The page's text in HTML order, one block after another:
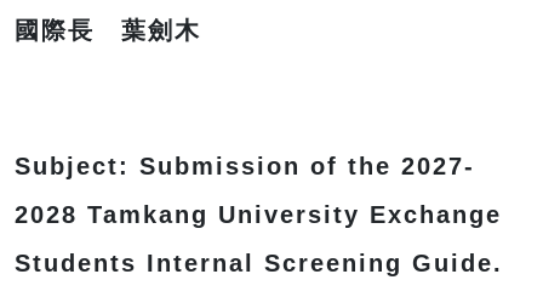
國際長 葉劍木
Subject: Submission of the 2027-
2028 Tamkang University Exchange
Students Internal Screening Guide.